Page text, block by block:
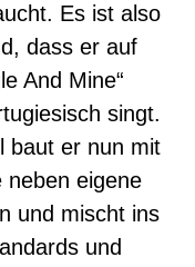
Es ist also
dass er auf
And Mine“
singt.
baut er nun mit
neben eigene
und mischt ins
und